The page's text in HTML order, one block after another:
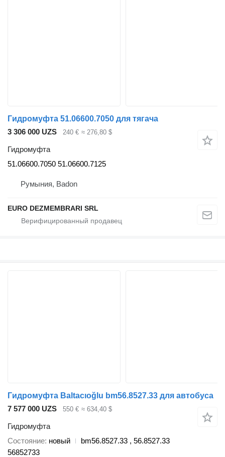
Гидромуфта 51.06600.7050 для тягача
3 306 000 UZS
240 € ≈ 276,80 $
Гидромуфта
51.06600.7050 51.06600.7125
Румыния, Badon
EURO DEZMEMBRARI SRL
Гидромуфта Baltacıoğlu bm56.8527.33 для автобуса
7 577 000 UZS
550 € ≈ 634,40 $
Гидромуфта
Состояние новый
bm56.8527.33 , 56.8527.33
56852733